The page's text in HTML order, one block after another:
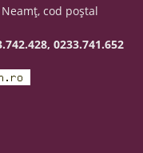
cod poştal
0233.741.652